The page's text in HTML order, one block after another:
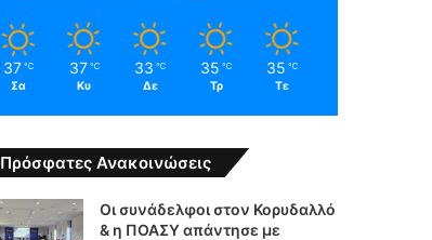
37 ℃
Σα
37 ℃
Κυ
33 ℃
Δε
35 ℃
Τρ
35 ℃
Τε
Πρόσφατες Ανακοινώσεις
Οι συνάδελφοι στον Κορυδαλλό
& η ΠΟΑΣΥ απάντησε με